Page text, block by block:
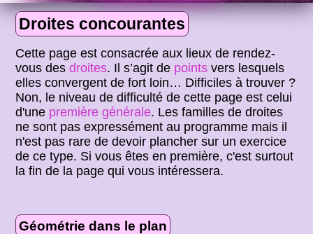
Droites concourantes
Cette page est consacrée aux lieux de rendez-
vous desdroites. Il s’agit de points vers lesquels
elles convergent de fort loin… Difficiles à trouver ?
Non, le niveau de difficulté de cette page est celui
d'une première générale. Les familles de droites
ne sont pas expressément au programme mais il
n'est pas rare de devoir plancher sur un exercice
de ce type. Si vous êtes en première, c'est surtout
la fin de la page qui vous intéressera.
Géométrie dans le plan